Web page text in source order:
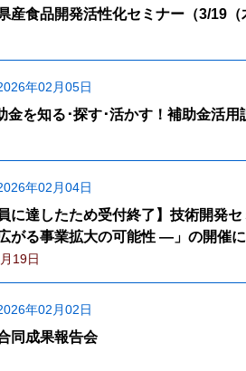
産食品開発活性化セミナー（3/19
年02月05日
金を知る･探す･活かす！補助金活用
年02月04日
に達したため受付終了】技術開発
がる事業拡大の可能性 ―」の開催
19日
年02月02日
同成果報告会